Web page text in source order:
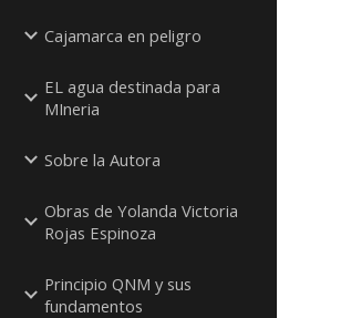
Cajamarca en peligro
EL agua destinada para
MIneria
Sobre la Autora
Obras de Yolanda Victoria
Rojas Espinoza
Principio QNM y sus
fundamentos